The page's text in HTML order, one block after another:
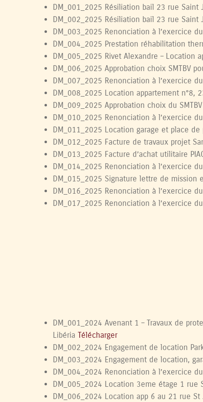
DM_001_2025 Résiliation bail 23 rue Saint
DM_002_2025 Résiliation bail 23 rue Saint
DM_003_2025 Renonciation à l’exercice
DM_004_2025 Prestation réhabilitation
DM_005_2025 Rivet Alexandre – Location
DM_006_2025 Approbation choix SMTBV
DM_007_2025 Renonciation à l’exercice
DM_008_2025 Location appartement n°8,
DM_009_2025 Approbation choix du
DM_010_2025 Renonciation à l’exercice
DM_011_2025 Location garage et place de
DM_012_2025 Facture de travaux projet
DM_013_2025 Facture d’achat utilitaire
DM_014_2025 Renonciation à l’exercice
DM_015_2025 Signature lettre de mission
DM_016_2025 Renonciation à l’exercice
DM_017_2025 Renonciation à l’exercice
DM_001_2024 Avenant 1 – Travaux de
Libéria Télécharger
DM_002_2024 Engagement de location
DM_003_2024 Engagement de location,
DM_004_2024 Renonciation à l’exercice
DM_005_2024 Location 3eme étage 1 rue
DM_006_2024 Location app 6 au 21 rue St